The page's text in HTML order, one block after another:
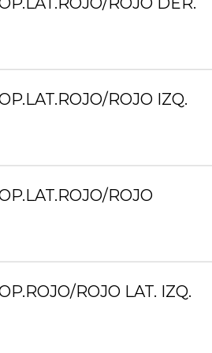
ROJO IZQ.
ROJO
ROJO LAT. IZQ.